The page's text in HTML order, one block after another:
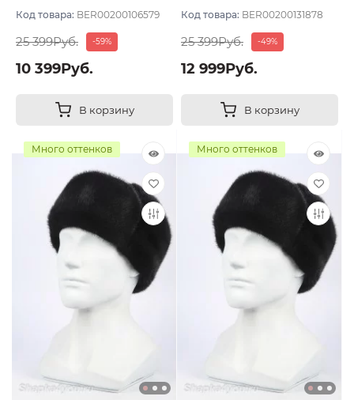
Шёлк
Код товара: BER00200106579
25 399Руб. -59%
10 399Руб.
В корзину
Шёлк
Код товара: BER00200131878
25 399Руб. -49%
12 999Руб.
В корзину
Много оттенков Много оттенков